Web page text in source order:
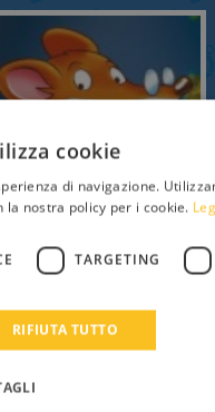
Stilton, El
del Regne de la
cookie
di navigazione.
nostra policy per i cookie.
TARGETING
RIFIUTA TUTTO